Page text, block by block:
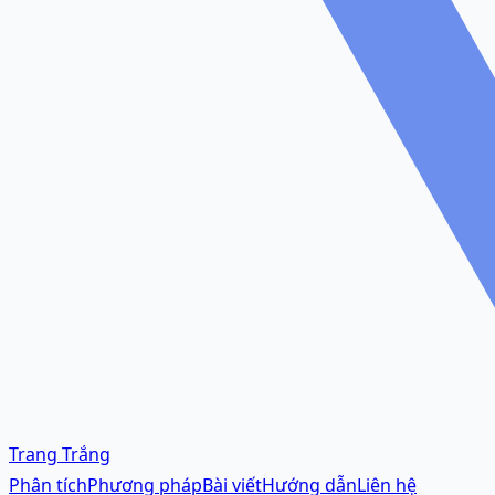
Trang Trắng
Phân tíchPhương phápBài viếtHướng dẫnLiên hệ